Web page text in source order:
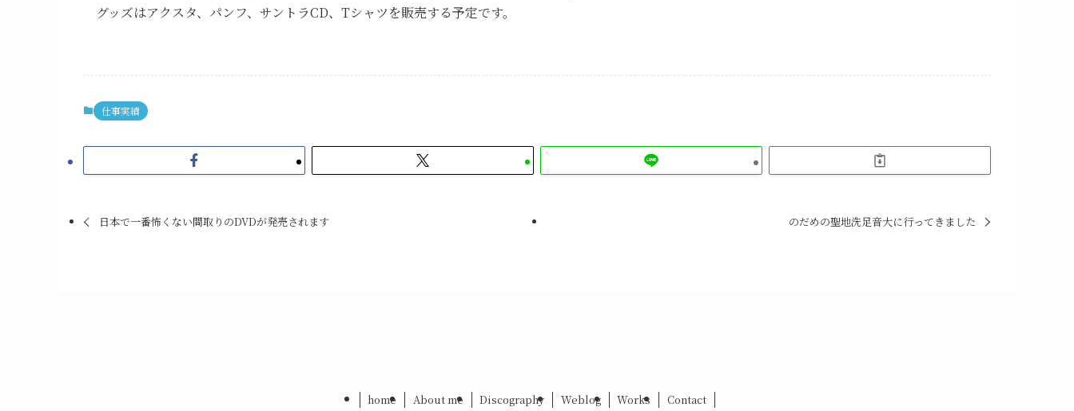
グッズはアクスタ、パンフ、サントラCD、Tシャツを販売する予定です。
仕事実績
日本で一番怖くない間取りのDVDが発売されます のだめの聖地洗足音大に行ってきました
home About me Discography Weblog Works Contact